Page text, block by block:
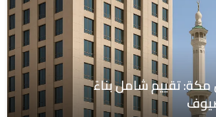
مكة: تقييم شامل بناءً